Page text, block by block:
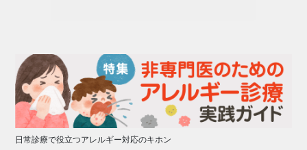
日常診療で役立つアレルギー対応のキホン